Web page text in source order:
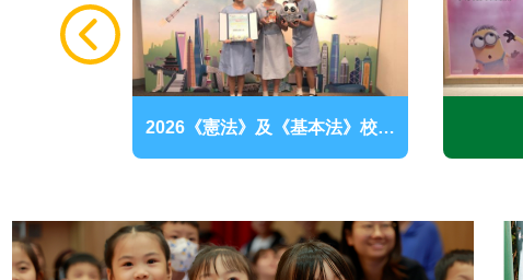
2026《憲法》及《基本法》校際
問答比賽決賽及頒獎禮